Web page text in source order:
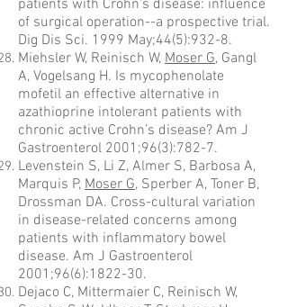
patients with Crohn's disease: influence
of surgical operation--a prospective trial.
Dig Dis Sci. 1999 May;44(5):932-8.
Miehsler W, Reinisch W, Moser G, Gangl
A, Vogelsang H. Is mycophenolate
mofetil an effective alternative in
azathioprine intolerant patients with
chronic active Crohn’s disease? Am J
Gastroenterol 2001;96(3):782-7.
Levenstein S, Li Z, Almer S, Barbosa A,
Marquis P, Moser G, Sperber A, Toner B,
Drossman DA. Cross-cultural variation
in disease-related concerns among
patients with inflammatory bowel
disease. Am J Gastroenterol
2001;96(6):1822-30.
Dejaco C, Mittermaier C, Reinisch W,